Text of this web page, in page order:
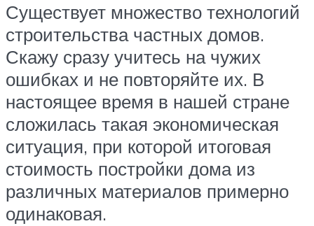
Существует множество технологий
строительства частных домов.
Скажу сразу учитесь на чужих
ошибках и не повторяйте их. В
настоящее время в нашей стране
сложилась такая экономическая
ситуация, при которой итоговая
стоимость постройки дома из
различных материалов примерно
одинаковая.